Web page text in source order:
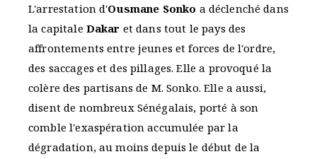
L'arrestation d'Ousmane Sonko a déclenché dans
la capitale Dakar et dans tout le pays des
affrontements entre jeunes et forces de l'ordre,
des saccages et des pillages. Elle a provoqué la
colère des partisans de M. Sonko. Elle a aussi,
disent de nombreux Sénégalais, porté à son
comble l'exaspération accumulée par la
dégradation, au moins depuis le début de la